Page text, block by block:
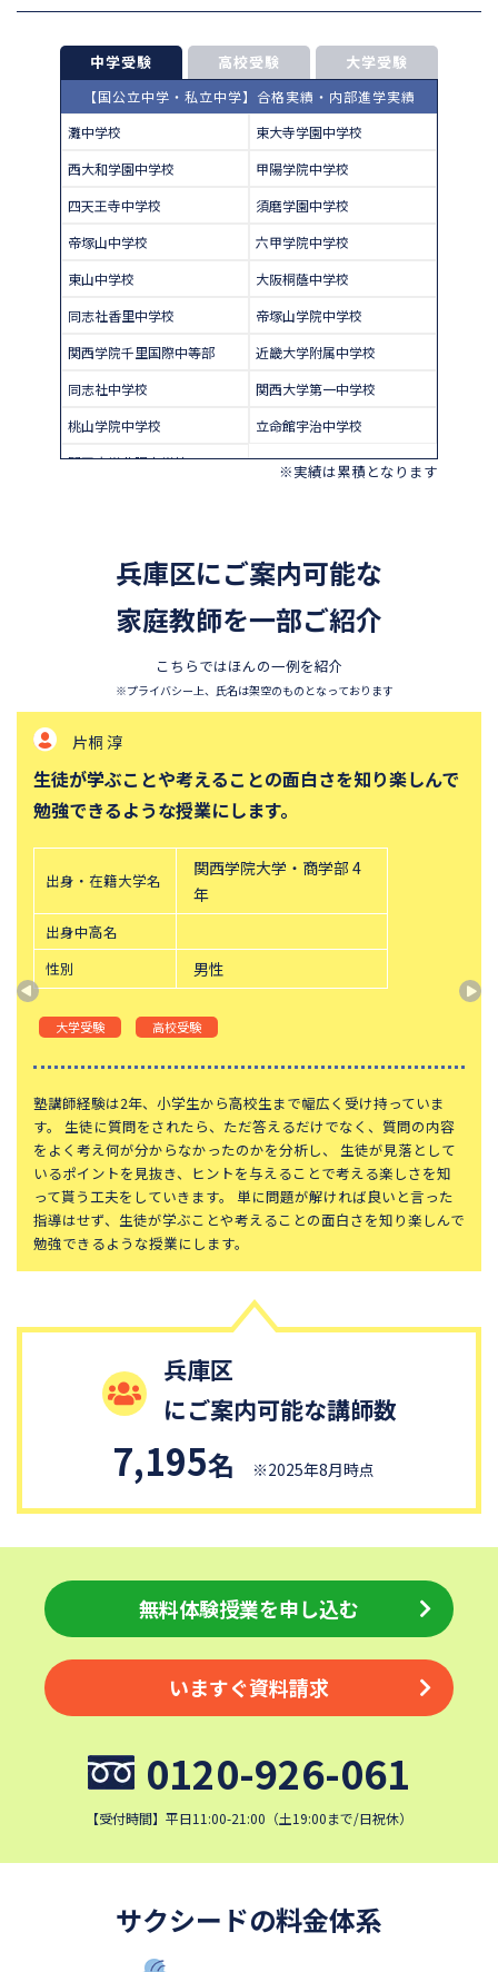
中学受験 高校受験 大学受験
【国公立中学・私立中学】合格実績・内部進学実績
灘中学校
東大寺学園中学校
西大和学園中学校
甲陽学院中学校
四天王寺中学校
須磨学園中学校
帝塚山中学校
六甲学院中学校
東山中学校
大阪桐蔭中学校
同志社香里中学校
帝塚山学院中学校
関西学院千里国際中等部
近畿大学附属中学校
同志社中学校
関西大学第一中学校
桃山学院中学校
立命館宇治中学校
関西大学北陽中学校
※実績は累積となります
兵庫区にご案内可能な
家庭教師を一部ご紹介
こちらではほんの一例を紹介
※プライバシー上、氏名は架空のものとなっております
片桐 淳
生徒が学ぶことや考えることの面白さを知り楽しんで
勉強できるような授業にします。
出身・在籍大学名
関西学院大学・商学部 4
年
出身中高名
性別
男性
大学受験 高校受験
塾講師経験は2年、小学生から高校生まで幅広く受け持っていま
す。 生徒に質問をされたら、ただ答えるだけでなく、質問の内容
をよく考え何が分からなかったのかを分析し、 生徒が見落として
いるポイントを見抜き、ヒントを与えることで考える楽しさを知
って貰う工夫をしていきます。 単に問題が解ければ良いと言った
指導はせず、生徒が学ぶことや考えることの面白さを知り楽しんで
勉強できるような授業にします。
兵庫区
にご案内可能な講師数
7,195名 ※2025年8月時点
無料体験授業を申し込む
いますぐ資料請求
0120-926-061
【受付時間】平日11:00-21:00（土19:00まで/日祝休）
サクシードの料金体系